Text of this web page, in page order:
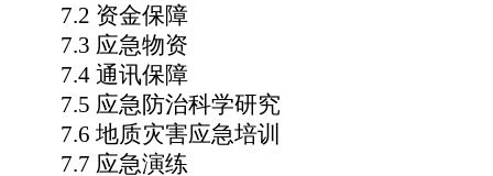
7.2 资金保障
7.3 应急物资
7.4 通讯保障
7.5 应急防治科学研究
7.6 地质灾害应急培训
7.7 应急演练